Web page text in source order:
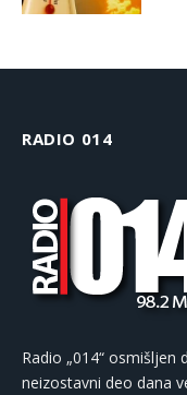
RADIO 014
Radio „014“
neizostavni deo dana